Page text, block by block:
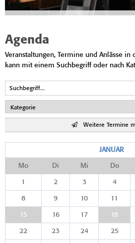
Agenda
Veranstaltungen, Termine und Anlässe in
kann mit einem Suchbegriff oder nach
Weitere Termine
JANUAR
Mo Di Mi Do
1 2 3 4
8 9 10 11
15 16 17 18
22 23 24 25